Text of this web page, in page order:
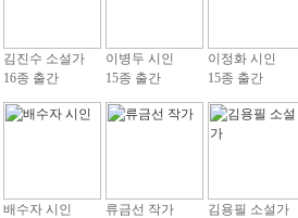
김진수 소설가
16종 출간
이병두 시인
15종 출간
이정화 시인
15종 출간
배수자 시인
류금선 작가
김용필 소설가